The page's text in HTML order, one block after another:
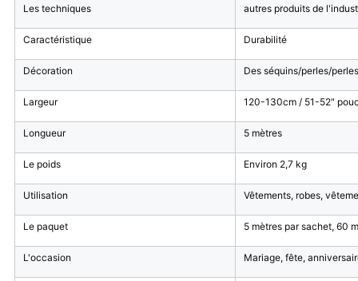
Les techniques autres produits de
Caractéristique Durabilité
Décoration Des séquins/perles/perles
Largeur 120-130cm / 51-52"
Longueur 5 mètres
Le poids Environ 2,7 kg
Utilisation Vêtements, robes,
Le paquet 5 mètres par sachet, 60
L'occasion Mariage, fête,